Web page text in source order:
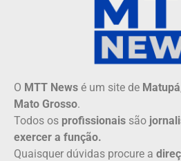
O MTT News é um site de Matupá
Mato Grosso.
Todos os profissionais são
exercer a função.
Quaisquer dúvidas procure a